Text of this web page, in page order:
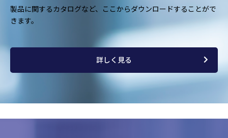
ユーザーが利用中のサービスの新機能，更新情報，キャンペ
ーン等及び当社が提供する他のサービスの案内のメールを送
付するため
メンテナンス，重要なお知らせなど必要に応じたご連絡のた
利用規約に違反したユーザーや，不正・不当な目的でサービ
スを利用しようとするユーザーの特定をし，ご利用をお断り
するため
ユーザーにご自身の登録情報の閲覧や変更，削除，ご利用状
上記の利用目的に付随する目的
製品に関するカタログなど、ここからダウンロードすることがで
きます。
詳しく見る